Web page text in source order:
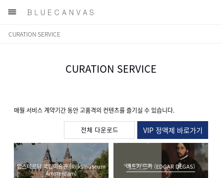

CURATION SERVICE
CURATION SERVICE
매월 서비스 계약기간 동안 고품격의 컨텐츠를 즐기실 수 있습니다.
전체 다운로드 VIP 정액제 바로가기
암스테르담 국립미술관 (Rijksmuseum
Amsterdam)
에드가 드가 (EDGAR DEGAS)